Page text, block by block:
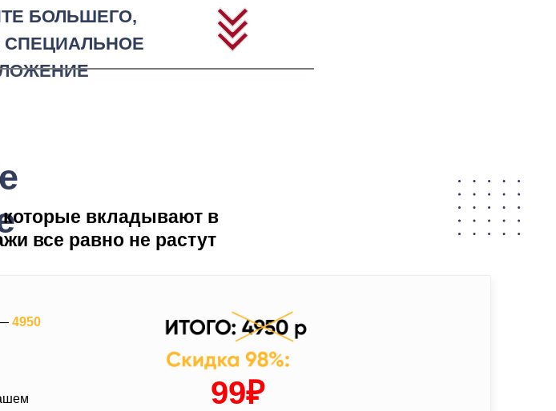
БОЛЬШЕГО,
СПЕЦИАЛЬНОЕ
4950
99₽
которые вкладывают в
все равно не растут